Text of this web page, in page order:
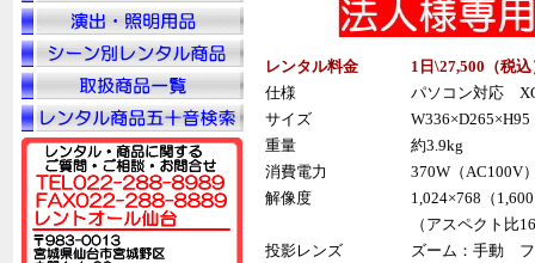
レンタル料金 1日\27,500（税込
仕様
パソコン対応
サイズ
W336×D265×H95
重量
約3.9kg
消費電力
370W（AC100V
解像度
1,024×768（
（アスペクト比
投影レンズ
ズーム：手動